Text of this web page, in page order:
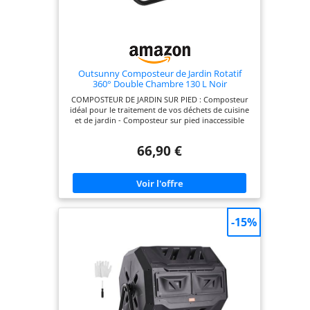
Outsunny Composteur de Jardin Rotatif
360° Double Chambre 130 L Noir
COMPOSTEUR DE JARDIN SUR PIED : Composteur
idéal pour le traitement de vos déchets de cuisine
et de jardin - Composteur sur pied inaccessible
temps de compostage, d'augmenter la teneur en
fermentation de votre compost. Vous pourrez
obtenir un compost riche et fertile en seulement 1
à 3 mois. BASE EN ACIER : Une base robuste pour
ce composteur de jardin, assurant sa stabilité avec
VENTILATION OPTIMALE : 24 trous permettent une
développement des micro-organismes et
minimisant le risque "d'explosion" causé par une
pression interne excessive SPÉCIFICATIONS :
Dimensions totales : 67L x 60l x 77H cm. Capacité :
130L.
66,90 €
-15%